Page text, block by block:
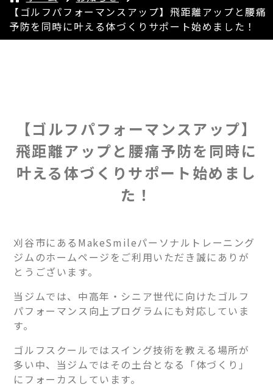
【ゴルフパフォーマンスアップ】飛距離アップと腰痛
予防を同時に叶える体づくりサポート始めました！
【ゴルフパフォーマンスアップ】
飛距離アップと腰痛予防を同時に
叶える体づくりサポート始めまし
た！
刈谷市にあるMakeSmileパーソナルトレーニング
ジムのホームページをご利用いただき誠にありが
とうございます。
当ジムでは、中高年・シニア世代に向けたゴルフ
パフォーマンス向上プログラムにも対応していま
す。
ゴルフスクールではスイング技術を教える場所が
多い中、当ジムではその土台となる「体づくり」
にフォーカスしています。